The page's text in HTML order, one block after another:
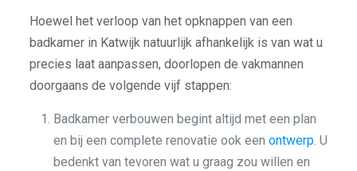
Hoewel het verloop van het opknappen van een
badkamer in Katwijk natuurlijk afhankelijk is van wat u
precies laat aanpassen, doorlopen de vakmannen
doorgaans de volgende vijf stappen:
Badkamer verbouwen begint altijd met een plan
en bij een complete renovatie ook een ontwerp. U
bedenkt van tevoren wat u graag zou willen en